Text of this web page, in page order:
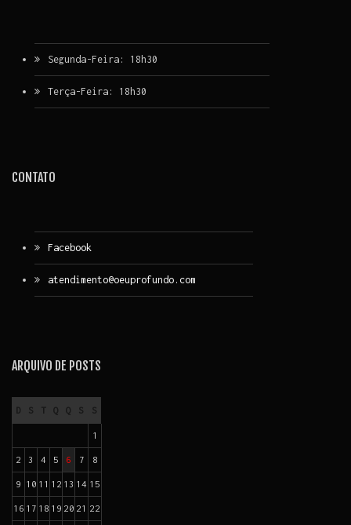
Segunda-Feira: 18h30
Terça-Feira: 18h30
CONTATO
Facebook
atendimento@oeuprofundo.com
ARQUIVO DE POSTS
D S Q Q S S
1
2 3 4 5 6 7 8
9 10 11 12 13 14 15
16 17 18 19 20 21 22